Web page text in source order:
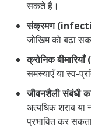
सकते हैं।
संक्रमण
जोखिम को बढ़ा
क्रोनिक
समस्याएँ या स्व-
जीवनशैली
अत्यधिक शराब
प्रभावित कर